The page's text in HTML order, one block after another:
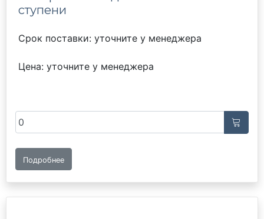
ступени
Срок поставки: уточните у менеджера
Цена: уточните у менеджера
Подробнее